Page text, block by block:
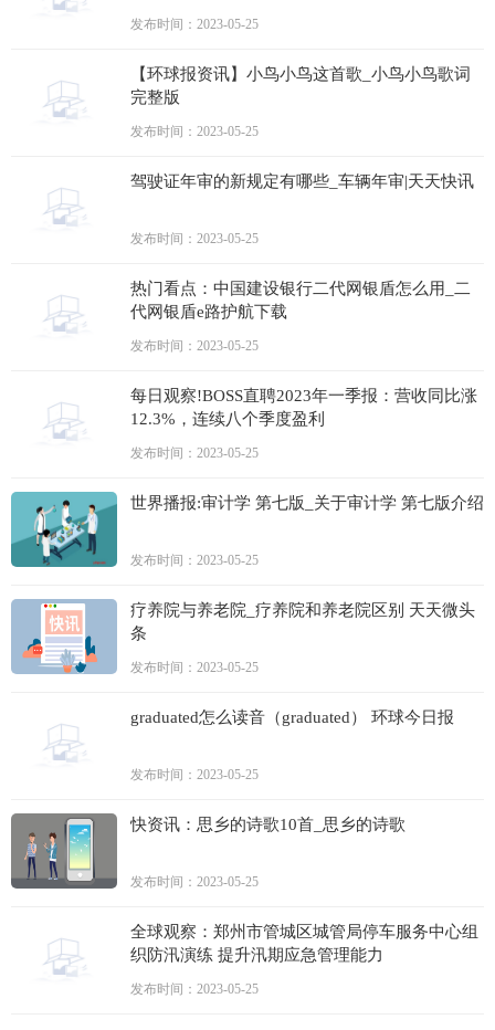
发布时间：2023-05-25
【环球报资讯】小鸟小鸟这首歌_小鸟小鸟歌词
完整版
发布时间：2023-05-25
驾驶证年审的新规定有哪些_车辆年审|天天快讯
发布时间：2023-05-25
热门看点：中国建设银行二代网银盾怎么用_二
代网银盾e路护航下载
发布时间：2023-05-25
每日观察!BOSS直聘2023年一季报：营收同比涨
12.3%，连续八个季度盈利
发布时间：2023-05-25
世界播报:审计学 第七版_关于审计学 第七版介绍
发布时间：2023-05-25
疗养院与养老院_疗养院和养老院区别 天天微头
条
发布时间：2023-05-25
graduated怎么读音（graduated） 环球今日报
发布时间：2023-05-25
快资讯：思乡的诗歌10首_思乡的诗歌
发布时间：2023-05-25
全球观察：郑州市管城区城管局停车服务中心组
织防汛演练 提升汛期应急管理能力
发布时间：2023-05-25